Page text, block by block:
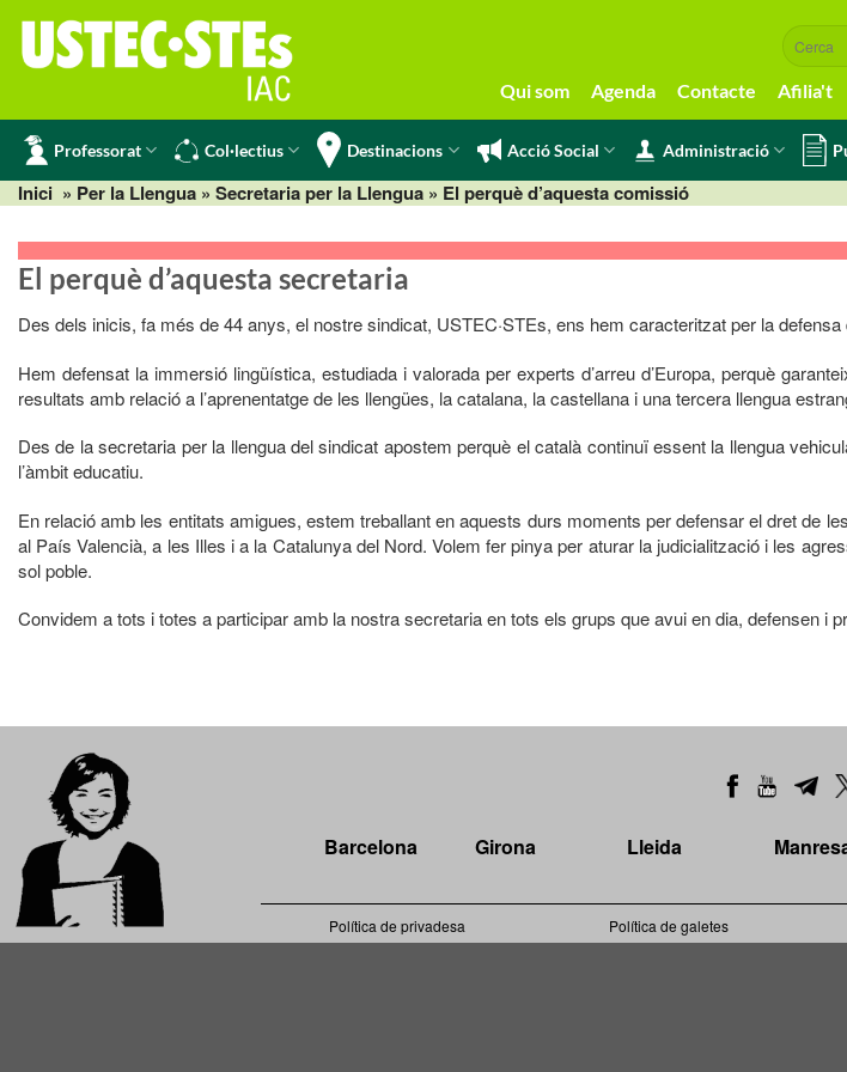
content
Qui som Agenda Contacte Afilia't
Professorat Col·lectius Destinacions Acció Social Administració
Inici » Per la Llengua » Secretaria per la Llengua » El perquè d’aquesta comissió
El perquè d’aquesta secretaria
Des dels inicis, fa més de 44 anys, el nostre sindicat, USTEC·STEs, ens hem caracteritzat per la defensa
Hem defensat la immersió lingüística, estudiada i valorada per experts d’arreu d’Europa, perquè
resultats amb relació a l’aprenentatge de les llengües, la catalana, la castellana i una tercera llengua
Des de la secretaria per la llengua del sindicat apostem perquè el català continuï essent la llengua
l’àmbit educatiu.
En relació amb les entitats amigues, estem treballant en aquests durs moments per defensar el dret de
al País Valencià, a les Illes i a la Catalunya del Nord. Volem fer pinya per aturar la judicialització i les
sol poble.
Convidem a tots i totes a participar amb la nostra secretaria en tots els grups que avui en dia, defensen i
Barcelona Girona Lleida
Política de privadesa Política de galetes